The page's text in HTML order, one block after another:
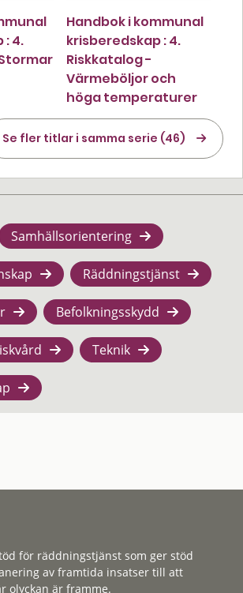
: 4.
Handbok i kommunal
krisberedskap : 4.
Riskkatalog -
Värmeböljor och
höga temperaturer
Se fler titlar i samma serie (46)
Samhällsorientering
Räddningstjänst
Befolkningsskydd
Teknik
för räddningstjänst som ger stöd
av framtida insatser till att
olyckan är framme.